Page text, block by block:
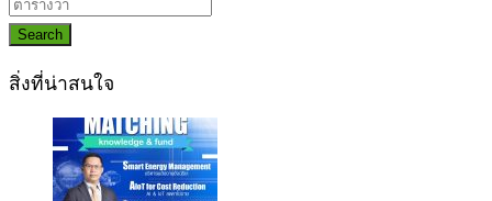
Search
สิ่งที่น่าสนใจ